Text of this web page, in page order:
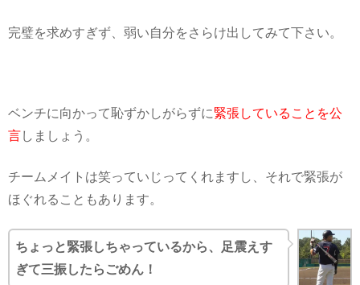
完璧を求めすぎず、弱い自分をさらけ出してみて下さい。
ベンチに向かって恥ずかしがらずに緊張していることを公
言しましょう。
チームメイトは笑っていじってくれますし、それで緊張が
ほぐれることもあります。
ちょっと緊張しちゃっているから、足震えす
ぎて三振したらごめん！